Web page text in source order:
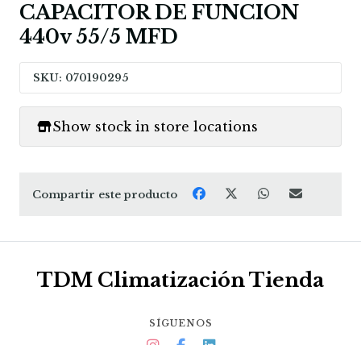
CAPACITOR DE FUNCION
440v 55/5 MFD
SKU: 070190295
Show stock in store locations
Compartir este producto
TDM Climatización Tienda
SÍGUENOS